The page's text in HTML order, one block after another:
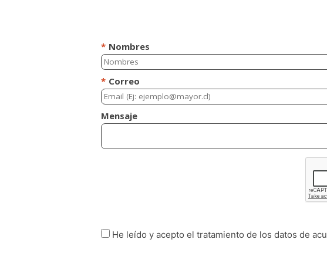
* Nombres
* Correo
Mensaje
He leído y acepto el tratamiento de los datos de